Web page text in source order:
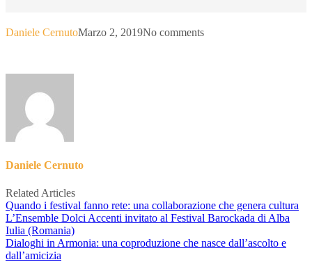
Daniele CernutoMarzo 2, 2019No comments
Daniele Cernuto
Related Articles
Quando i festival fanno rete: una collaborazione che genera cultura
L’Ensemble Dolci Accenti invitato al Festival Barockada di Alba
Iulia (Romania)
Dialoghi in Armonia: una coproduzione che nasce dall’ascolto e
dall’amicizia